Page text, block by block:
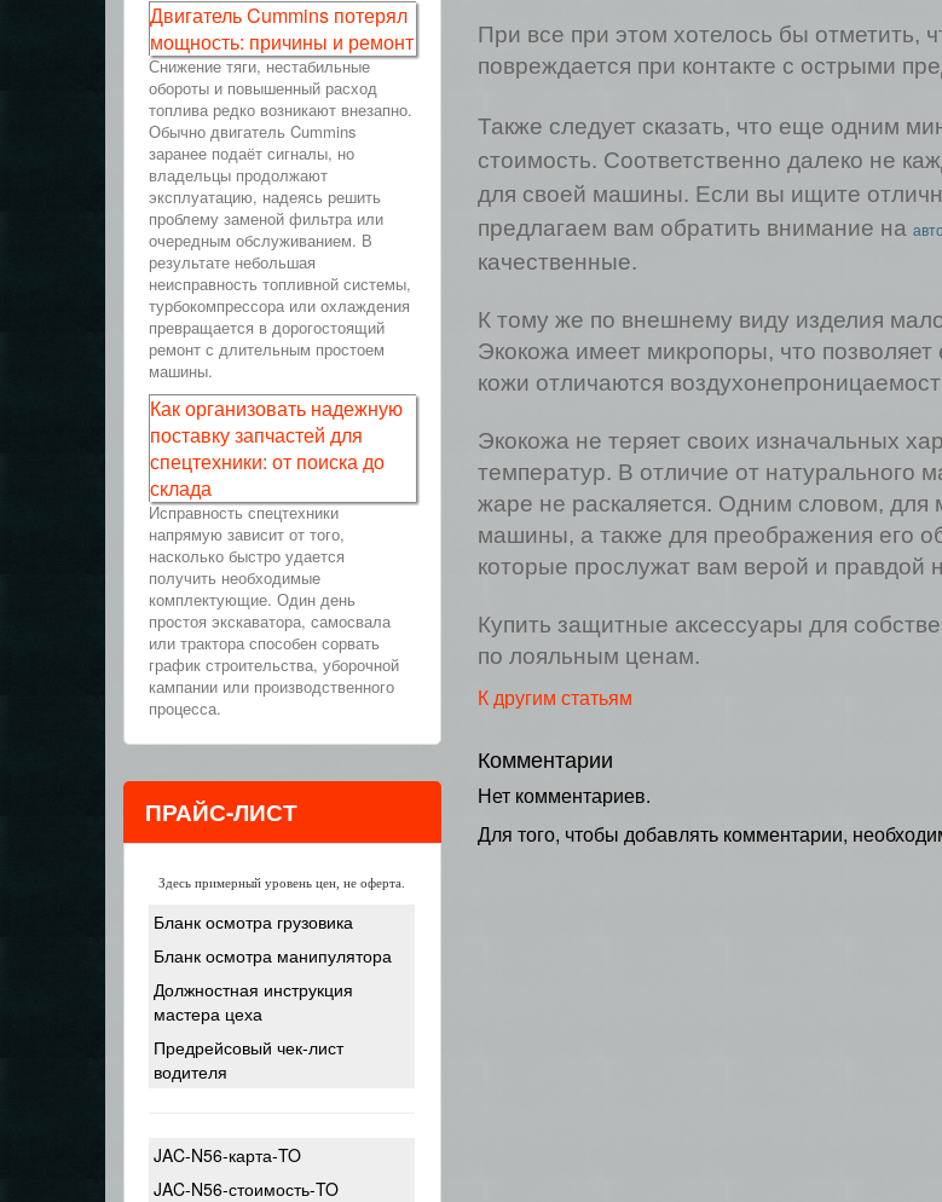
При все при этом хотелось бы отметить,
повреждается при контакте с острыми
Также следует сказать, что еще одним
стоимость. Соответственно далеко не
для своей машины. Если вы ищите
предлагаем вам обратить внимание на
качественные.
К тому же по внешнему виду изделия
Экокожа имеет микропоры, что
кожи отличаются
Экокожа не теряет своих изначальных
температур. В отличие от натурального
жаре не раскаляется. Одним словом, для
машины, а также для преображения его
которые прослужат вам верой и правдой
Купить защитные аксессуары для
по лояльным ценам.
К другим статьям
Комментарии
Нет комментариев.
Для того, чтобы добавлять комментарии,
Двигатель Cummins потерял
мощность: причины и ремонт
Снижение тяги, нестабильные
обороты и повышенный расход
топлива редко возникают внезапно.
Обычно двигатель Cummins
заранее подаёт сигналы, но
владельцы продолжают
эксплуатацию, надеясь решить
проблему заменой фильтра или
очередным обслуживанием. В
результате небольшая
неисправность топливной системы,
турбокомпрессора или охлаждения
превращается в дорогостоящий
ремонт с длительным простоем
машины.
Как организовать надежную
поставку запчастей для
спецтехники: от поиска до
склада
Исправность спецтехники
напрямую зависит от того,
насколько быстро удается
получить необходимые
комплектующие. Один день
простоя экскаватора, самосвала
или трактора способен сорвать
график строительства, уборочной
кампании или производственного
процесса.
ПРАЙС-ЛИСТ
Здесь примерный уровень цен, не оферта.
Бланк осмотра грузовика
Бланк осмотра манипулятора
Должностная инструкция
мастера цеха
Предрейсовый чек-лист
водителя
JAC-N56-карта-TO
JAC-N56-стоимость-TO